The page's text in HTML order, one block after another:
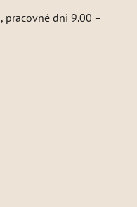
pracovné dni 9.00 –